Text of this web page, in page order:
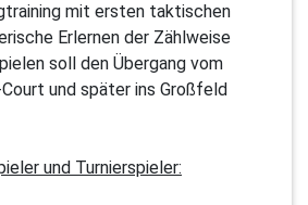
mit ersten taktischen
Erlernen der Zählweise
soll den Übergang vom
und später ins Großfeld
und Turnierspieler: